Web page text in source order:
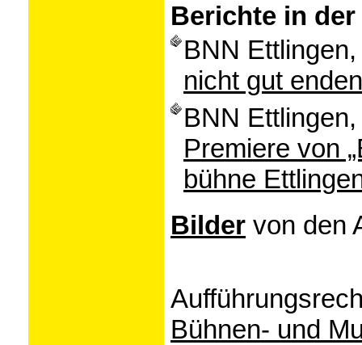
Berichte in
BNN
nicht gut enden
BNN Ettlingen,
Premiere von
bühne
Bilder von den
Bühnen- und